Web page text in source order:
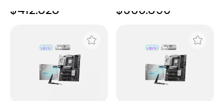
$412.828 $366.890